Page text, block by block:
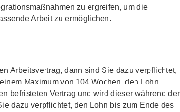
zu ergreifen, um die
Arbeit zu ermöglichen.
Arbeitsvertrag, dann sind Sie dazu verpflichtet,
Maximum von 104 Wochen, den Lohn
befristeten Vertrag und wird dieser während der
dazu verpflichtet, den Lohn bis zum Ende des